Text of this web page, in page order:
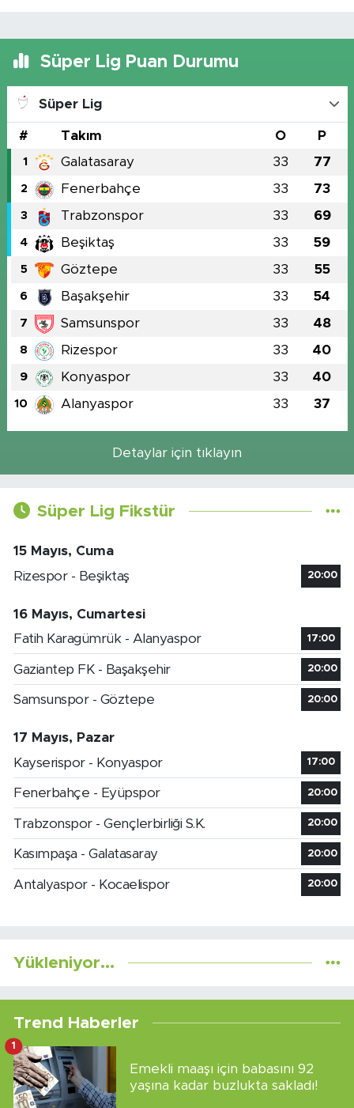
Süper Lig Puan Durumu
Süper Lig
# Takım O P
1 Galatasaray 33 77
2 Fenerbahçe 33 73
3 Trabzonspor 33 69
4 Beşiktaş 33 59
5 Göztepe 33 55
6 Başakşehir 33 54
7 Samsunspor 33 48
8 Rizespor 33 40
9 Konyaspor 33 40
10 Alanyaspor 33 37
Detaylar için tıklayın
Süper Lig Fikstür
15 Mayıs, Cuma
Rizespor - Beşiktaş
20:00
16 Mayıs, Cumartesi
Fatih Karagümrük - Alanyaspor
17:00
Gaziantep FK - Başakşehir 20:00
Samsunspor - Göztepe 20:00
17 Mayıs, Pazar
Kayserispor - Konyaspor
17:00
Fenerbahçe - Eyüpspor 20:00
Trabzonspor - Gençlerbirliği S.K. 20:00
Kasımpaşa - Galatasaray 20:00
Antalyaspor - Kocaelispor 20:00
Yükleniyor...
Trend Haberler
Emekli maaşı için babasını 92
yaşına kadar buzlukta sakladı!
1